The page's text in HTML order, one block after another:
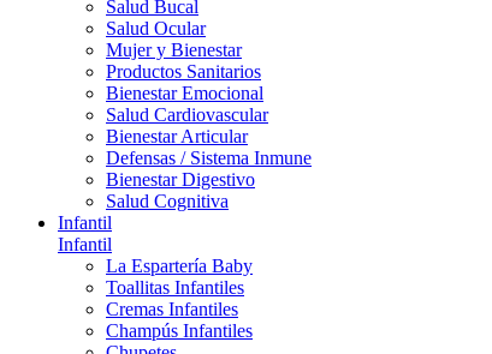
Salud Bucal
Salud Ocular
Mujer y Bienestar
Productos Sanitarios
Bienestar Emocional
Salud Cardiovascular
Bienestar Articular
Defensas / Sistema Inmune
Bienestar Digestivo
Salud Cognitiva
Infantil
Infantil
La Espartería Baby
Toallitas Infantiles
Cremas Infantiles
Champús Infantiles